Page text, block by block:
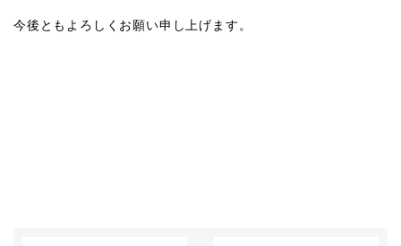
今後ともよろしくお願い申し上げます。